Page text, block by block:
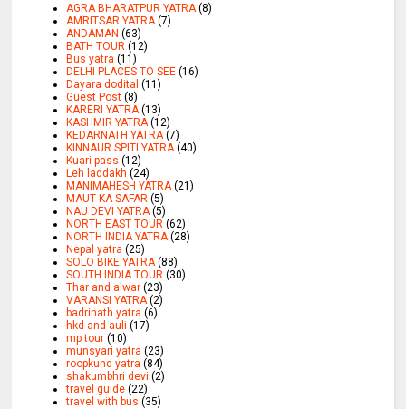
AGRA BHARATPUR YATRA (8)
AMRITSAR YATRA (7)
ANDAMAN (63)
BATH TOUR (12)
Bus yatra (11)
DELHI PLACES TO SEE (16)
Dayara dodital (11)
Guest Post (8)
KARERI YATRA (13)
KASHMIR YATRA (12)
KEDARNATH YATRA (7)
KINNAUR SPITI YATRA (40)
Kuari pass (12)
Leh laddakh (24)
MANIMAHESH YATRA (21)
MAUT KA SAFAR (5)
NAU DEVI YATRA (5)
NORTH EAST TOUR (62)
NORTH INDIA YATRA (28)
Nepal yatra (25)
SOLO BIKE YATRA (88)
SOUTH INDIA TOUR (30)
Thar and alwar (23)
VARANSI YATRA (2)
badrinath yatra (6)
hkd and auli (17)
mp tour (10)
munsyari yatra (23)
roopkund yatra (84)
shakumbhri devi (2)
travel guide (22)
travel with bus (35)